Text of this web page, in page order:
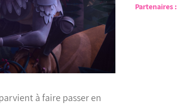
Partenaires :
à faire passer en